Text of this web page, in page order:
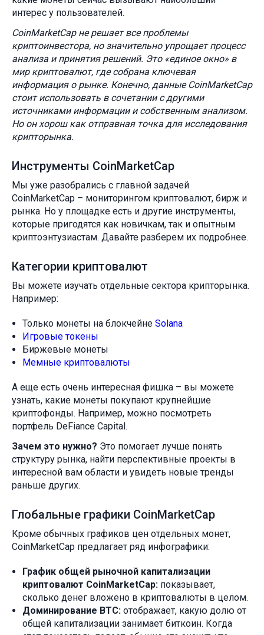
интерес у пользователей.
CoinMarketCap не решает все проблемы
криптоинвестора, но значительно упрощает процесс
анализа и принятия решений. Это «единое окно» в
мир криптовалют, где собрана ключевая
информация о рынке. Конечно, данные CoinMarketCap
стоит использовать в сочетании с другими
источниками информации и собственным анализом.
Но он хорош как отправная точка для исследования
крипторынка.
Инструменты CoinMarketCap
Мы уже разобрались с главной задачей
CoinMarketCap – мониторингом криптовалют, бирж и
рынка. Но у площадке есть и другие инструменты,
которые пригодятся как новичкам, так и опытным
криптоэнтузиастам. Давайте разберем их подробнее.
Категории криптовалют
Вы можете изучать отдельные сектора крипторынка.
Например:
Только монеты на блокчейне Solana
Игровые токены
Биржевые монеты
Мемные криптовалюты
А еще есть очень интересная фишка – вы можете
узнать, какие монеты покупают крупнейшие
криптофонды. Например, можно посмотреть
портфель DeFiance Capital.
Зачем это нужно? Это помогает лучше понять
структуру рынка, найти перспективные проекты в
интересной вам области и увидеть новые тренды
раньше других.
Глобальные графики CoinMarketCap
Кроме обычных графиков цен отдельных монет,
CoinMarketCap предлагает ряд инфографики:
График общей рыночной капитализации
криптовалют CoinMarketCap: показывает,
сколько денег вложено в криптовалюты в целом.
Доминирование BTC: отображает, какую долю от
общей капитализации занимает биткоин. Когда